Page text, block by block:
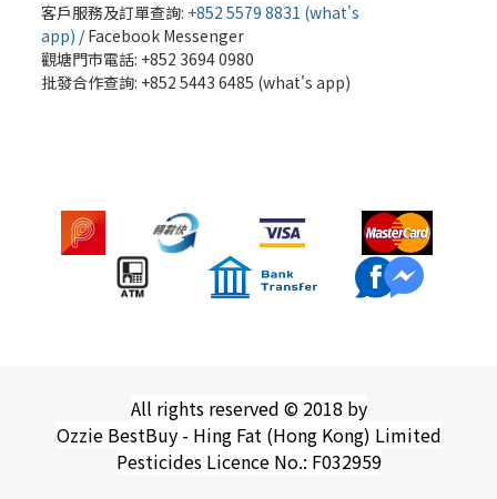
客戶服務及訂單查詢: +852 5579 8831 (what's
app) /Facebook Messenger
觀塘門市電話: +852 3694 0980
批發合作查詢: +852 5443 6485 (what's app)
All rights reserved © 2018 by
Ozzie BestBuy - Hing Fat (Hong Kong) Limited
Pesticides Licence No.: F032959